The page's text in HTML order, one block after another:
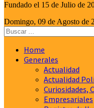
Fundado el 15 de Julio de
Domingo, 09 de Agosto de
Home
Generales
Actualidad
Actualidad
Curiosidades,
Empresariales